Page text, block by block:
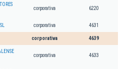
corporativa 6220
corporativa 4631
corporativa 4639
corporativa 4633